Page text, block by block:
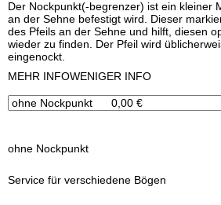
Der Nockpunkt(-begrenzer) ist ein kleiner
an der Sehne befestigt wird. Dieser
des Pfeils an der Sehne und hilft, diesen
wieder zu finden. Der Pfeil wird
eingenockt.
xMEHR INFOWENIGER INFO
ohne Nockpunkt
Service für verschiedene Bögen